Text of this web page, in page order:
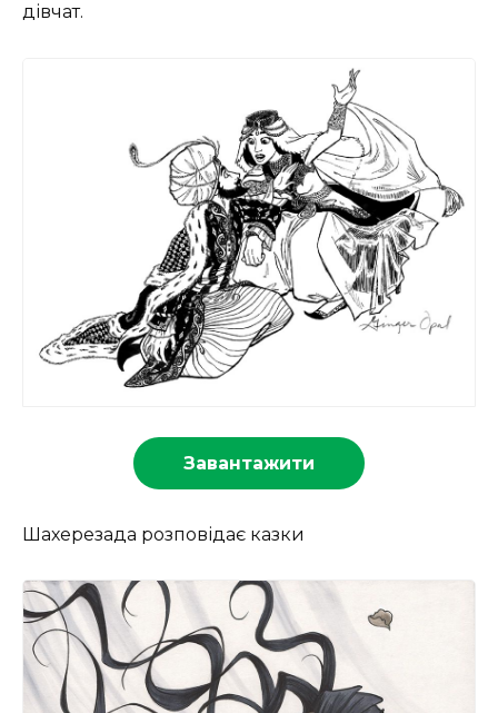
дівчат.
Завантажити
Шахерезада розповідає казки